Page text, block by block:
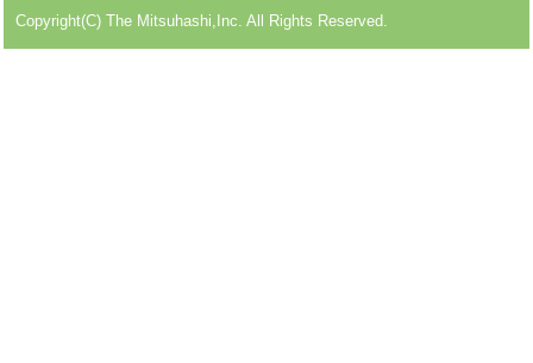
Copyright(C) The Mitsuhashi,Inc. All Rights Reserved.